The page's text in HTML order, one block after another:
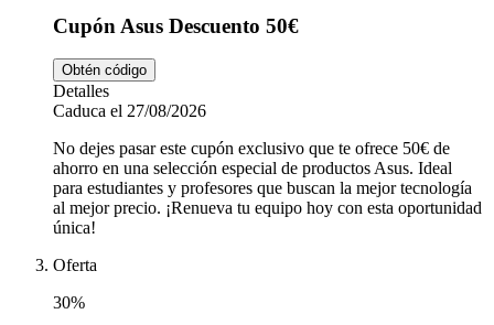
Cupón Asus Descuento 50€
Obtén código
Detalles
Caduca el 27/08/2026
No dejes pasar este cupón exclusivo que te ofrece 50€ de
ahorro en una selección especial de productos Asus. Ideal
para estudiantes y profesores que buscan la mejor tecnología
al mejor precio. ¡Renueva tu equipo hoy con esta oportunidad
única!
Oferta
30%